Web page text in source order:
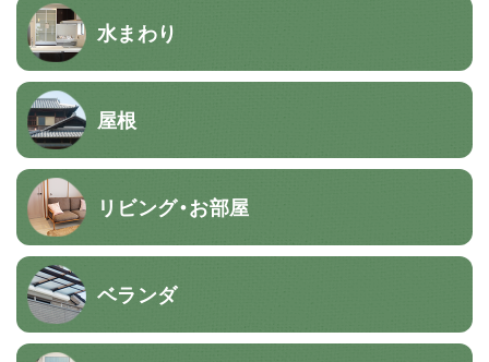
水まわり
屋根
リビング・お部屋
ベランダ